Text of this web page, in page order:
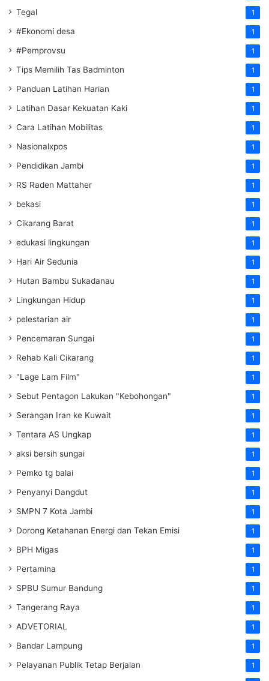
Tegal 1
#Ekonomi desa 1
#Pemprovsu 1
Tips Memilih Tas Badminton 1
Panduan Latihan Harian 1
Latihan Dasar Kekuatan Kaki 1
Cara Latihan Mobilitas 1
Nasionalxpos 1
Pendidikan Jambi 1
RS Raden Mattaher 1
bekasi 1
Cikarang Barat 1
edukasi lingkungan 1
Hari Air Sedunia 1
Hutan Bambu Sukadanau 1
Lingkungan Hidup 1
pelestarian air 1
Pencemaran Sungai 1
Rehab Kali Cikarang 1
"Lage Lam Film" 1
Sebut Pentagon Lakukan "Kebohongan" 1
Serangan Iran ke Kuwait 1
Tentara AS Ungkap 1
aksi bersih sungai 1
Pemko tg balai 1
Penyanyi Dangdut 1
SMPN 7 Kota Jambi 1
Dorong Ketahanan Energi dan Tekan Emisi 1
BPH Migas 1
Pertamina 1
SPBU Sumur Bandung 1
Tangerang Raya 1
ADVETORIAL 1
Bandar Lampung 1
Pelayanan Publik Tetap Berjalan 1